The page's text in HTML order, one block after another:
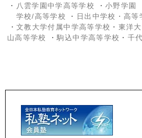
・ 八雲学園中学高等学校 ・ 小野学園
学校/高等学校
・ 日出中学校 ・高等
・ 文教大学付属中学高等学校 ・ 東洋
山高等学校
・駒込中学高等学校 ・ 千